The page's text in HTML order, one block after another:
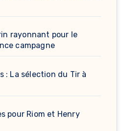
rayonnant pour le
campagne
: La sélection du Tir à
pour Riom et Henry